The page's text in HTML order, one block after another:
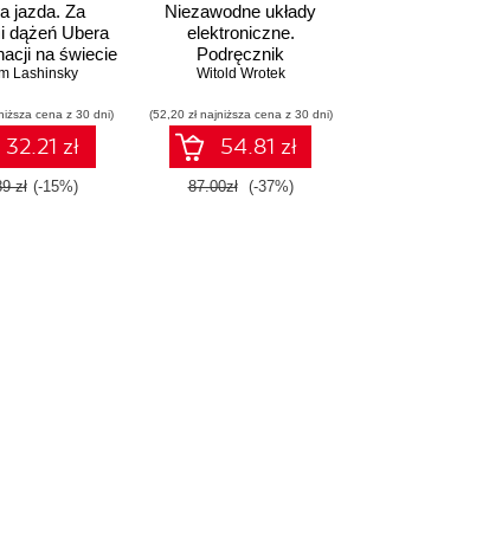
jazda. Za
dążeń Ubera
na świecie
Lashinsky
cena z 30 dni)
32.21 zł
zł (-15%)
Niezawodne układy
elektroniczne.
Podręcznik
konstruktora
Witold Wrotek
(52,20 zł najniższa cena z 30 dni)
54.81 zł
87.00zł (-37%)